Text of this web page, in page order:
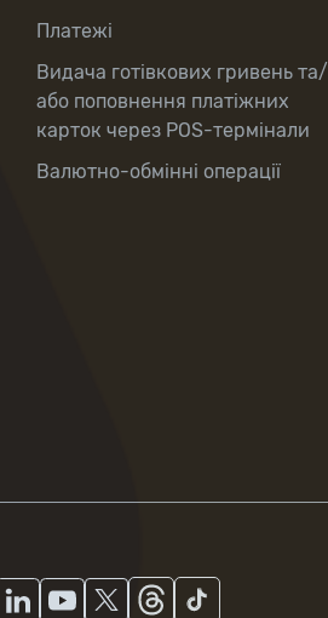
Платежі
Видача готівкових гривень та/
або поповнення платіжних
карток через POS-термінали
Валютно-обмінні операції